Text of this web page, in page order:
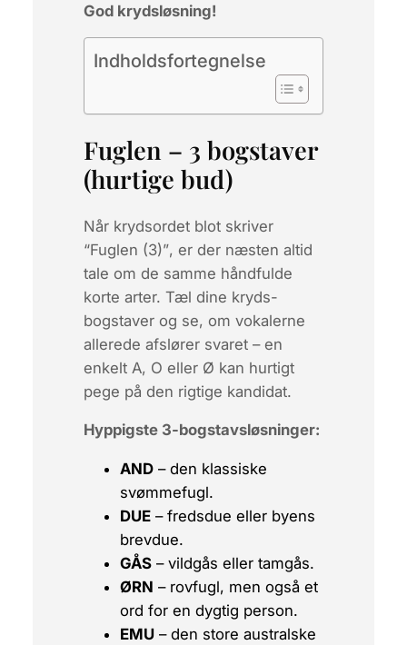
God krydsløsning!
Indholdsfortegnelse
Fuglen – 3 bogstaver
(hurtige bud)
Når krydsordet blot skriver
“Fuglen (3)”, er der næsten altid
tale om de samme håndfulde
korte arter. Tæl dine kryds-
bogstaver og se, om vokalerne
allerede afslører svaret – en
enkelt A, O eller Ø kan hurtigt
pege på den rigtige kandidat.
Hyppigste 3-bogstavsløsninger:
AND– den klassiske
svømmefugl.
DUE– fredsdue eller byens
brevdue.
GÅS– vildgås eller tamgås.
ØRN – rovfugl, men også et
ord for en dygtig person.
EMU– den store australske